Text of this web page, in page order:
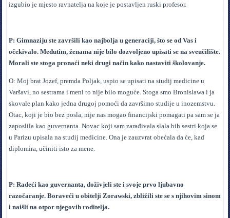
izgubio je mjesto ravnatelja na koje je postavljen ruski profesor.
P: Gimnaziju ste završili kao najbolja u generaciji, što se od Vas i
očekivalo. Međutim, ženama nije bilo dozvoljeno upisati se na sveučilište.
Morali ste stoga pronaći neki drugi način kako nastaviti školovanje.
O: Moj brat Jozef, premda Poljak, uspio se upisati na studij medicine u
Varšavi, no sestrama i meni to nije bilo moguće. Stoga smo Bronislawa i ja
skovale plan kako jedna drugoj pomoći da završimo studije u inozemstvu.
Otac, koji je bio bez posla, nije nas mogao financijski pomagati pa sam se ja
zaposlila kao guvernanta. Novac koji sam zarađivala slala bih sestri koja se
u Parizu upisala na studij medicine. Ona je zauzvrat obećala da će, kad
diplomira, učiniti isto za mene.
P: Radeći kao guvernanta, doživjeli ste i svoje prvo ljubavno
razočaranje. Boraveći u obitelji Zorawski, zbližili ste se s njihovim sinom
i naišli na otpor njegovih roditelja.